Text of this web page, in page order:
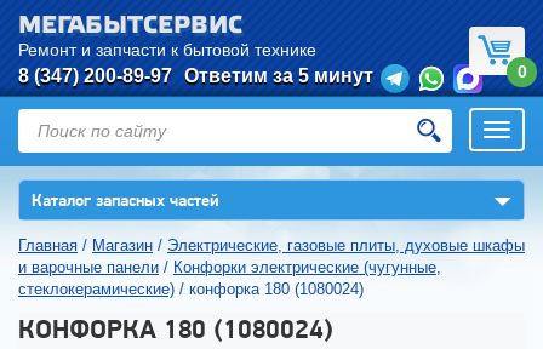
МЕГАБЫТСЕРВИС
Ремонт и запчасти к бытовой технике
8 (347) 200-89-97 Ответим за 5 минут 0
Каталог запасных частей ▼
Главная / Магазин / Электрические, газовые плиты, духовые шкафы
и варочные панели / Конфорки электрические (чугунные,
стеклокерамические) / конфорка 180 (1080024)
КОНФОРКА 180 (1080024)